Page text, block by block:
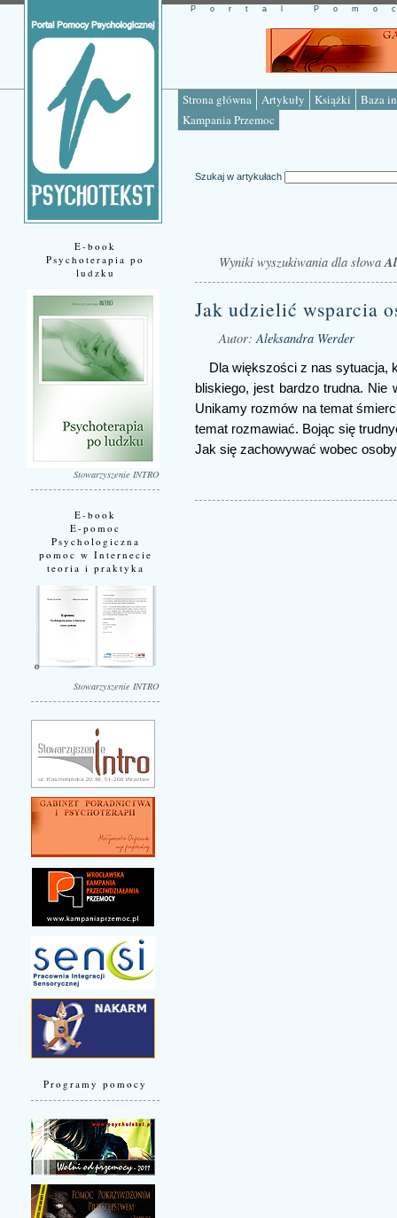
Strona główna Artykuły Książki
Baza
Kampania Przemoc
Portal
E-book
Psychoterapia po
ludzku
Stowarzyszenie INTRO
E-book
E-pomoc
Psychologiczna
pomoc w Internecie
teoria i praktyka
Stowarzyszenie INTRO
Programy pomocy
Szukaj w artykułach
Wyniki wyszukiwania dla słowa
Jak udzielić wsparcia
Autor: Aleksandra Werder
Dla większości z nas sytuacja,
bliskiego, jest bardzo trudna.
Unikamy rozmów na temat
temat rozmawiać. Bojąc się
Jak się zachowywać wobec